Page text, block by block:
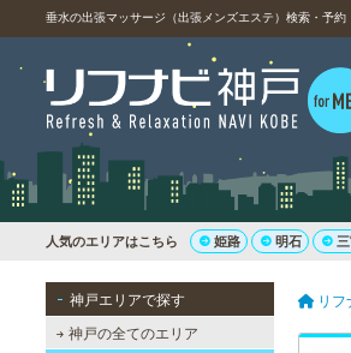
垂水の出張マッサージ（出張メンズエステ）検索・予
人気のエリアはこちら 姫路 明石
神戸エリアで探す
神戸の全てのエリア
リ